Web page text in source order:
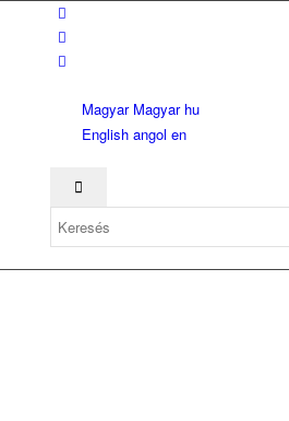
Magyar Magyar hu
English angol en